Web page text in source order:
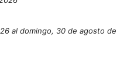
al domingo, 30 de agosto de